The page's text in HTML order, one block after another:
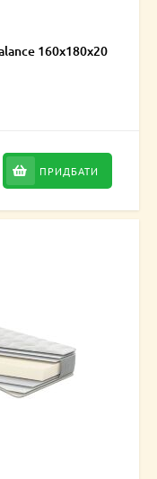
160х180х20
ПРИДБАТИ